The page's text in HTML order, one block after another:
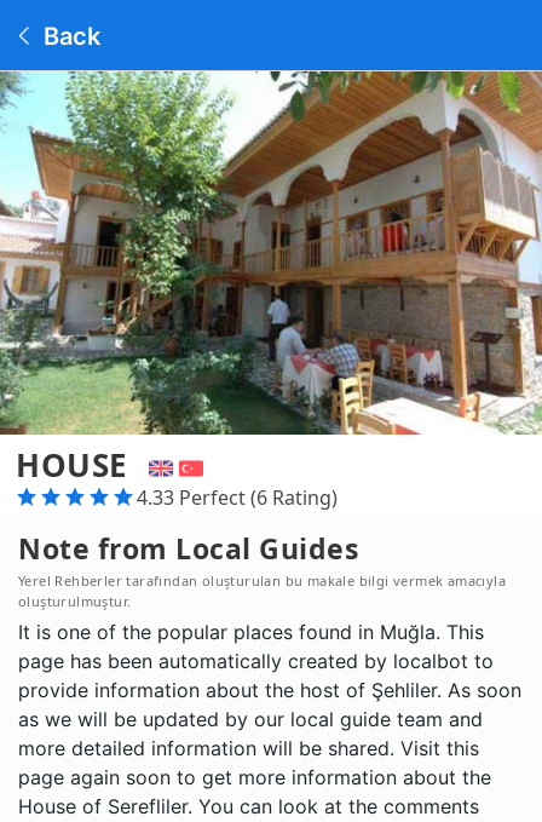
Back
HOUSE
4.33 Perfect (6 Rating)
Note from Local Guides
Yerel Rehberler tarafından oluşturulan bu makale bilgi vermek amacıyla
oluşturulmuştur.
It is one of the popular places found in Muğla. This
page has been automatically created by localbot to
provide information about the host of Şehliler. As soon
as we will be updated by our local guide team and
more detailed information will be shared. Visit this
page again soon to get more information about the
House of Serefliler. You can look at the comments